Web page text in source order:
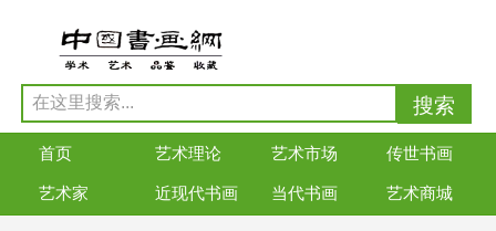
首页 艺术理论 艺术市场 传世书画
艺术家 近现代书画 当代书画 艺术商城